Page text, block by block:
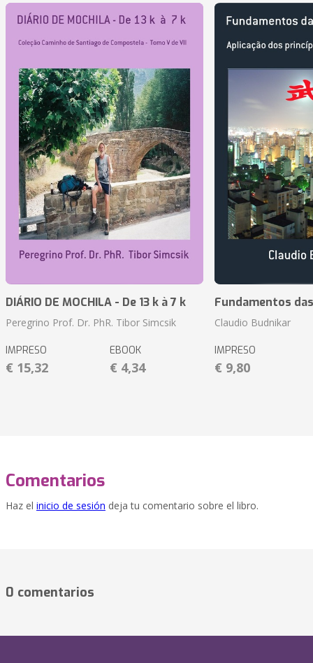
DIÁRIO DE MOCHILA - De 13 k à 7 k
Peregrino Prof. Dr. PhR. Tibor Simcsik
IMPRESO
€ 15,32
EBOOK
€ 4,34
Fundamentos
Claudio Budnikar
IMPRESO
€ 9,80
Comentarios
Haz el inicio de sesión deja tu comentario sobre el libro.
0 comentarios